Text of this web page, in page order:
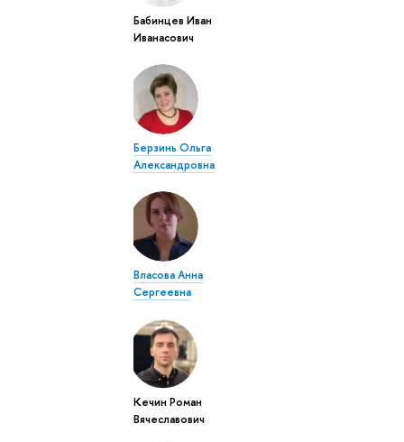
Бабинцев Иван
Иванасович
Берзинь Ольга
Александровна
Власова Анна
Сергеевна
Кечин Роман
Вячеславович